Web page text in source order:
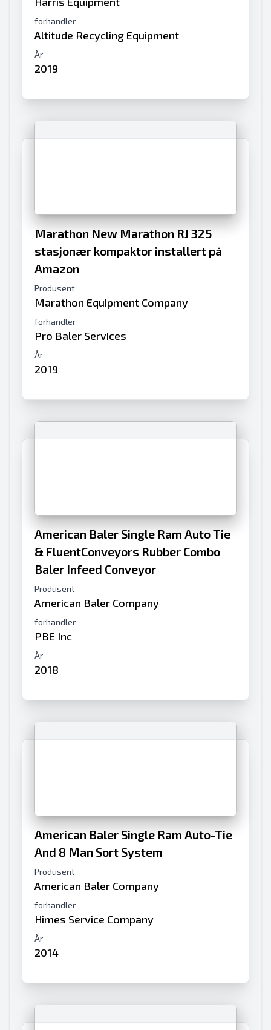
forhandler
Altitude Recycling Equipment
År
2019
Marathon New Marathon RJ 325
stasjonær kompaktor installert på
Amazon
Produsent
Marathon Equipment Company
forhandler
Pro Baler Services
År
2019
American Baler Single Ram Auto Tie
& FluentConveyors Rubber Combo
Baler Infeed Conveyor
Produsent
American Baler Company
forhandler
PBE Inc
År
2018
American Baler Single Ram Auto-Tie
And 8 Man Sort System
Produsent
American Baler Company
forhandler
Himes Service Company
År
2014